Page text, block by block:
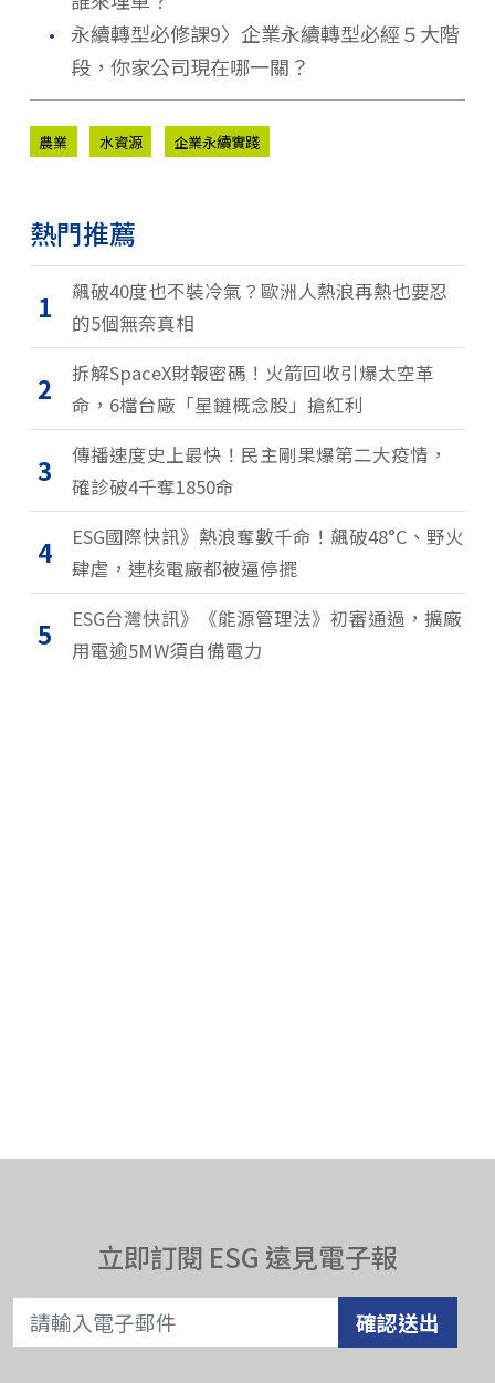
． 永續轉型必修課9〉企業永續轉型必經５大階
段，你家公司現在哪一關？
農業 水資源 企業永續實踐
熱門推薦
1
飆破40度也不裝冷氣？歐洲人熱浪再熱也要忍
的5個無奈真相
2
拆解SpaceX財報密碼！火箭回收引爆太空革
命，6檔台廠「星鏈概念股」搶紅利
3
傳播速度史上最快！民主剛果爆第二大疫情，
確診破4千奪1850命
4
ESG國際快訊》熱浪奪數千命！飆破48°C、野火
肆虐，連核電廠都被逼停擺
5
ESG台灣快訊》《能源管理法》初審通過，擴廠
用電逾5MW須自備電力
立即訂閱 ESG 遠見電子報
確認送出